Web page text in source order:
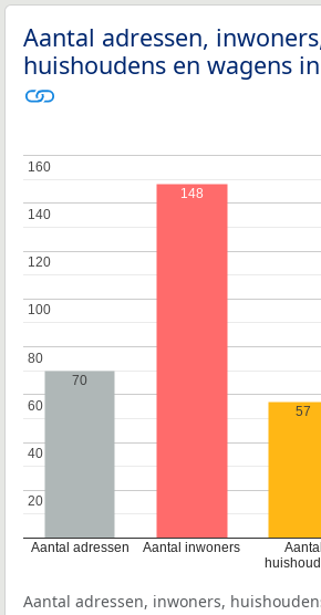
Aantal adressen,
huishoudens en wagens
Aantal adressen Aantal inwoners
Aantal
20
20
40
40
60
60
80
80
100
100
120
120
140
140
160
160
70
148
57
Aantal adressen, inwoners,